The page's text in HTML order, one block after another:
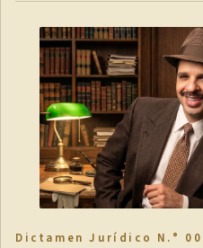
Dictamen Jurídico N.°